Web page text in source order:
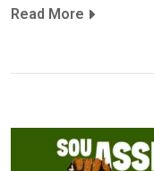
Read More